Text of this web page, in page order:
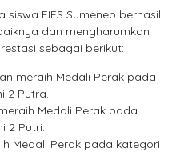
FIES Sumenep berhasil
dan mengharumkan
sebagai berikut:
meraih Medali Perak pada
2 Putra.
Medali Perak pada
2 Putri.
Medali Perak pada kategori